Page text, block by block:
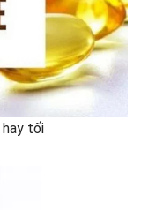
hay tối